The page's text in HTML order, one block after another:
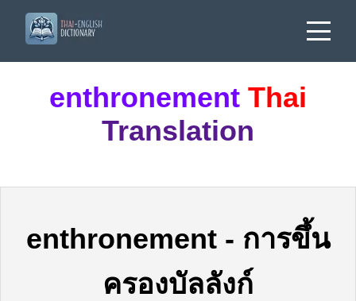
enthronement Thai
Translation
enthronement- การขึ้น
ครองบัลลังก์